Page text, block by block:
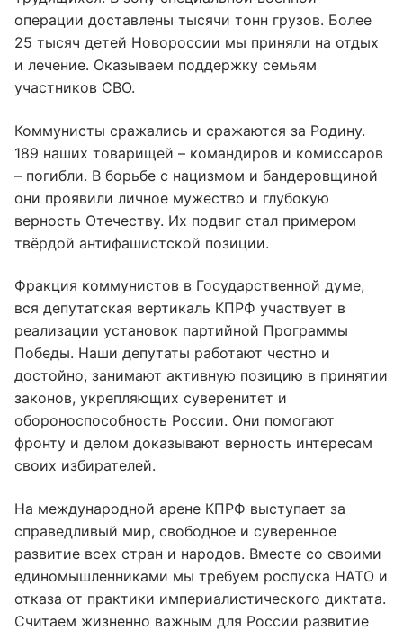
операции доставлены тысячи тонн грузов. Более
25 тысяч детей Новороссии мы приняли на отдых
и лечение. Оказываем поддержку семьям
участников СВО.
Коммунисты сражались и сражаются за Родину.
189 наших товарищей – командиров и комиссаров
– погибли. В борьбе с нацизмом и бандеровщиной
они проявили личное мужество и глубокую
верность Отечеству. Их подвиг стал примером
твёрдой антифашистской позиции.
Фракция коммунистов в Государственной думе,
вся депутатская вертикаль КПРФ участвует в
реализации установок партийной Программы
Победы. Наши депутаты работают честно и
достойно, занимают активную позицию в принятии
законов, укрепляющих суверенитет и
обороноспособность России. Они помогают
фронту и делом доказывают верность интересам
своих избирателей.
На международной арене КПРФ выступает за
справедливый мир, свободное и суверенное
развитие всех стран и народов. Вместе со своими
единомышленниками мы требуем роспуска НАТО и
отказа от практики империалистического диктата.
Считаем жизненно важным для России развитие